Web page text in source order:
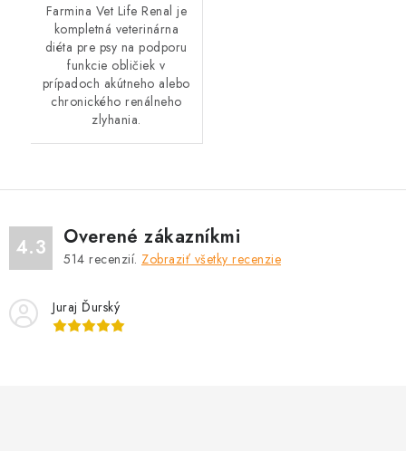
Farmina Vet Life Renal je
kompletná veterinárna
diéta pre psy na podporu
funkcie obličiek v
prípadoch akútneho alebo
chronického renálneho
zlyhania.
4.3 Overené zákazníkmi
514 recenzií. Zobraziť všetky recenzie
Juraj Ďurský